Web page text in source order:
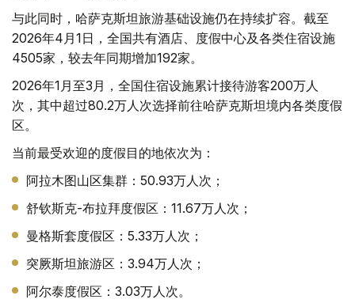
与此同时，哈萨克斯坦旅游基础设施仍在持续扩容。截至
2026年4月1日，全国共有酒店、度假中心及各类住宿设施
4505家，较去年同期增加192家。
2026年1月至3月，全国住宿设施累计接待游客200万人
次，其中超过80.2万人次选择前往哈萨克斯坦境内各类度假
区。
当前最受欢迎的度假目的地依次为：
阿拉木图山区集群：50.93万人次；
舒钦斯克-布拉拜度假区：11.67万人次；
曼格斯套度假区：5.33万人次；
突厥斯坦旅游区：3.94万人次；
阿尔泰度假区：3.03万人次。